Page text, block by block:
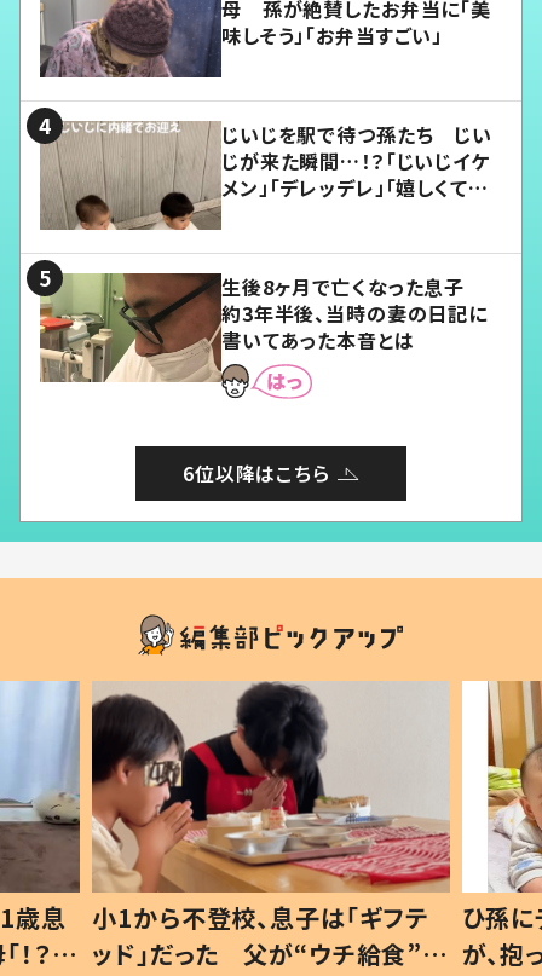
母 孫が絶賛したお弁当に「美
味しそう」「お弁当すごい」
じいじを駅で待つ孫たち じい
じが来た瞬間…！？「じいじイケ
メン」「デレッデレ」「嬉しくて可
生後8ヶ月で亡くなった息子
約3年半後、当時の妻の日記に
書いてあった本音とは
6位以降はこちら
ギフテ
給食”を
ひ孫にデレデレな80歳じいじ
が、抱っこすると…ひ孫の反応に